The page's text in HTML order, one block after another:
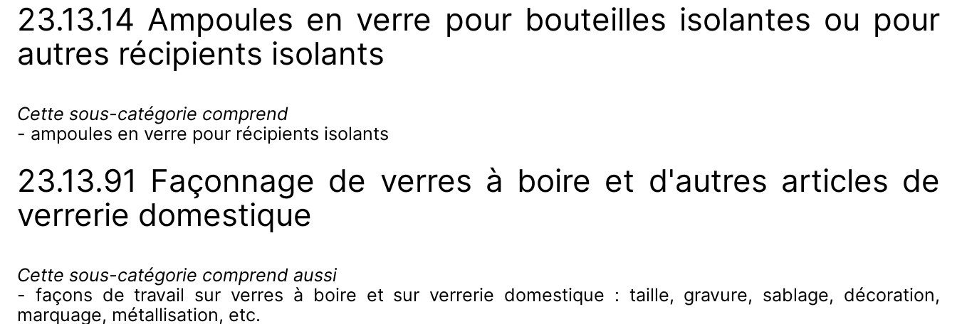
23.13.14 Ampoules en verre pour bouteilles isolantes ou pour
autres récipients isolants
Cette sous-catégorie comprend
- ampoules en verre pour récipients isolants
23.13.91 Façonnage de verres à boire et d'autres articles de
verrerie domestique
Cette sous-catégorie comprend aussi
- façons de travail sur verres à boire et sur verrerie domestique : taille, gravure, sablage, décoration,
marquage, métallisation, etc.